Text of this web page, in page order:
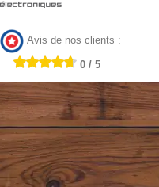
Avis de nos clients :
0 / 5